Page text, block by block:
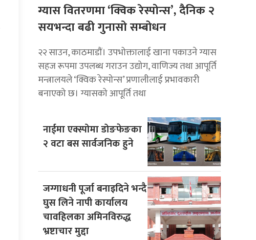
ग्यास वितरणमा ‘क्विक रेस्पोन्स’, दैनिक २
सयभन्दा बढी गुनासो सम्बोधन
२२ साउन, काठमाडाैं। उपभोक्तालाई खाना पकाउने ग्यास
सहज रूपमा उपलब्ध गराउन उद्योग, वाणिज्य तथा आपूर्ति
मन्त्रालयले ‘क्विक रेस्पोन्स’ प्रणालीलाई प्रभावकारी
बनाएको छ। ग्यासको आपूर्ति तथा
नाईमा एक्स्पोमा डोङफेङका
२ वटा बस सार्वजनिक हुने
जग्गाधनी पूर्जा बनाइदिने भन्दै
घुस लिने नापी कार्यालय
चावहिलका अमिनविरुद्ध
भ्रष्टाचार मुद्दा